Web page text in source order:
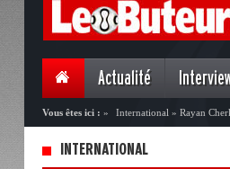
Actualité
Vous êtes ici : » International » Rayan
INTERNATIONAL